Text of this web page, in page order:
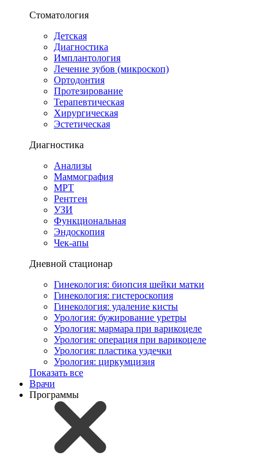
Стоматология
Детская
Диагностика
Имплантология
Лечение зубов (микроскоп)
Ортодонтия
Протезирование
Терапевтическая
Хирургическая
Эстетическая
Диагностика
Анализы
Маммография
МРТ
Рентген
УЗИ
Функциональная
Эндоскопия
Чек-апы
Дневной стационар
Гинекология: биопсия шейки матки
Гинекология: гистероскопия
Гинекология: удаление кисты
Урология: бужирование уретры
Урология: мармара при варикоцеле
Урология: операция при варикоцеле
Урология: пластика уздечки
Урология: циркумцизия
Показать все
Врачи
Программы